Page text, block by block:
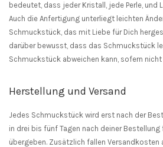
bedeutet, dass jeder Kristall, jede Perle, und
Auch die Anfertigung unterliegt leichten
Schmuckstück, das mit Liebe für Dich
darüber bewusst, dass das Schmuckstück
Schmuckstück abweichen kann, sofern
Herstellung und Versand
Jedes Schmuckstück wird erst nach der
in drei bis fünf Tagen nach deiner
übergeben. Zusätzlich fallen